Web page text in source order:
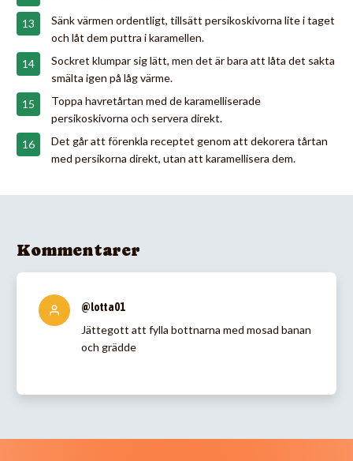
Sänk värmen ordentligt, tillsätt persikoskivorna lite i taget
och låt dem puttra i karamellen.
Sockret klumpar sig lätt, men det är bara att låta det sakta
smälta igen på låg värme.
Toppa havretårtan med de karamelliserade
persikoskivorna och servera direkt.
Det går att förenkla receptet genom att dekorera tårtan
med persikorna direkt, utan att karamellisera dem.
Kommentarer
@lotta01
Jättegott att fylla bottnarna med mosad banan
och grädde